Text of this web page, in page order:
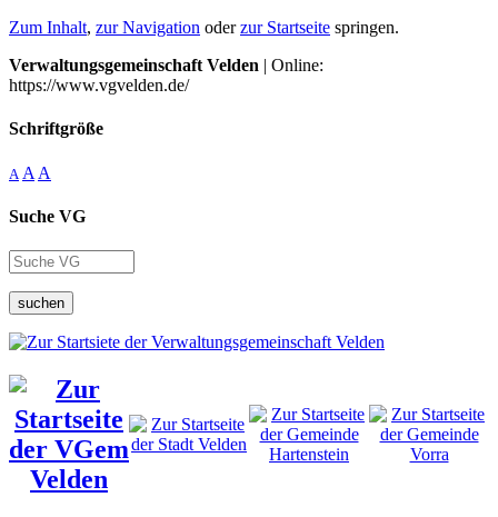
Zum Inhalt, zur Navigation oderzur Startseite springen.
Verwaltungsgemeinschaft Velden | Online:
https://www.vgvelden.de/
Schriftgröße
A A A
Suche VG
suchen